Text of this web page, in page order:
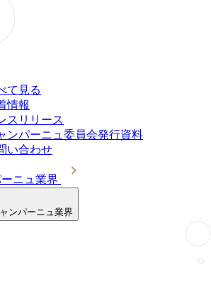
て見る
情報
スリリース
ンパーニュ委員会発行資料
い合わせ
ニュ業界
ンパーニュ業界